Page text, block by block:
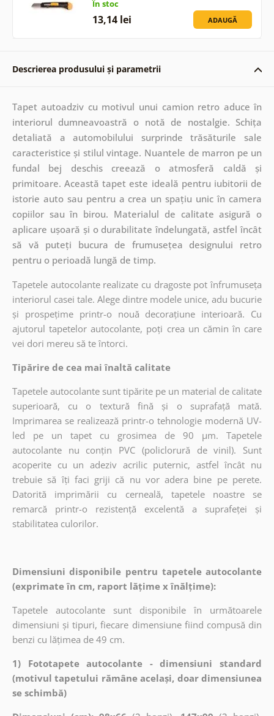
În stoc
13,14 lei ADAUGĂ
Descrierea produsului și parametrii
Tapet autoadziv cu motivul unui camion retro aduce în
interiorul dumneavoastră o notă de nostalgie. Schița
detaliată a automobilului surprinde trăsăturile sale
caracteristice și stilul vintage. Nuantele de marron pe un
fundal bej deschis creează o atmosferă caldă și
primitoare. Această tapet este ideală pentru iubitorii de
istorie auto sau pentru a crea un spațiu unic în camera
copiilor sau în birou. Materialul de calitate asigură o
aplicare ușoară și o durabilitate îndelungată, astfel încât
să vă puteți bucura de frumusețea designului retro
pentru o perioadă lungă de timp.
Tapetele autocolante realizate cu dragoste pot înfrumuseța
interiorul casei tale. Alege dintre modele unice, adu bucurie
și prospețime printr-o nouă decorațiune interioară. Cu
ajutorul tapetelor autocolante, poți crea un cămin în care
vei dori mereu să te întorci.
Tipărire de cea mai înaltă calitate
Tapetele autocolante sunt tipărite pe un material de calitate
superioară, cu o textură fină și o suprafață mată.
Imprimarea se realizează printr-o tehnologie modernă UV-
led pe un tapet cu grosimea de 90 µm. Tapetele
autocolante nu conțin PVC (policlorură de vinil). Sunt
acoperite cu un adeziv acrilic puternic, astfel încât nu
trebuie să îți faci griji că nu vor adera bine pe perete.
Datorită imprimării cu cerneală, tapetele noastre se
remarcă printr-o rezistență excelentă a suprafeței și
stabilitatea culorilor.
Dimensiuni disponibile pentru tapetele autocolante
(exprimate în cm, raport lățime x înălțime):
Tapetele autocolante sunt disponibile în următoarele
dimensiuni și tipuri, fiecare dimensiune fiind compusă din
benzi cu lățimea de 49 cm.
1) Fototapete autocolante - dimensiuni standard
(motivul tapetului rămâne același, doar dimensiunea
se schimbă)